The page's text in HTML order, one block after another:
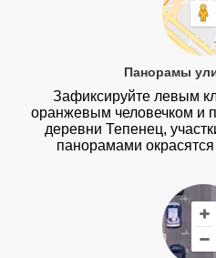
Панорамы
Зафиксируйте левым
оранжевым человечком и
деревни Тепенец,
панорамами